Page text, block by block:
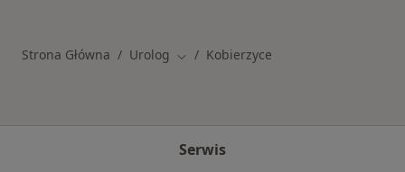
Strona Główna Urolog Zmień miasto
Kobierzyce
Serwis